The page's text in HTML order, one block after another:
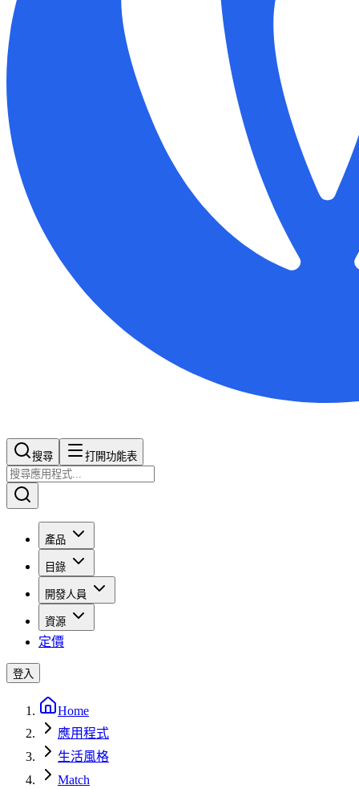
搜尋​​​​ 打開功能表
產品
目錄
開發人員
資源
定價
登入
Home
應用程式
生活風格
Match